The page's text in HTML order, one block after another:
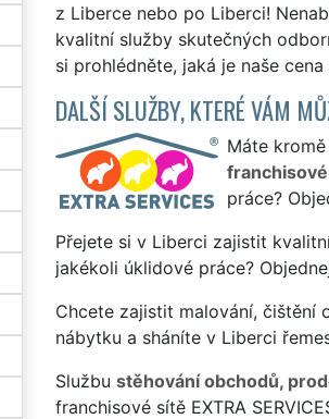
z Liberce nebo po Liberci!
kvalitní služby skutečných
si prohlédněte, jaká je naše
DALŠÍ SLUŽBY, KTERÉ VÁM
Máte
práce?
Přejete si v Liberci zajistit
jakékoli úklidové práce?
Chcete zajistit malování, čištění
nábytku a sháníte v Liberci
Službu stěhování obchodů,
franchisové sítě EXTRA